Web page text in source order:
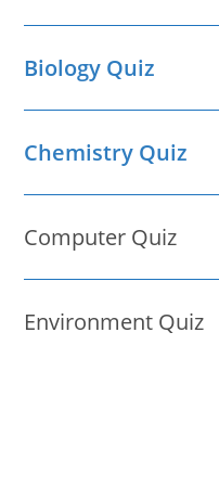
Biology Quiz
Chemistry Quiz
Computer Quiz
Environment Quiz